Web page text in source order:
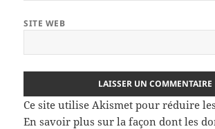
SITE WEB
Ce site utilise Akismet pour réduire
En savoir plus sur la façon dont les